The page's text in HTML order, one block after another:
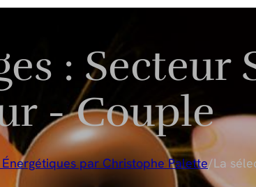
: Secteur
- Couple
par Christophe Palette/La